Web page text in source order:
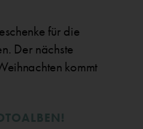
für die
Der nächste
kommt